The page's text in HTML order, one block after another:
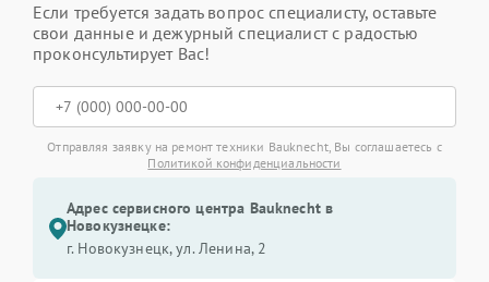
Если требуется задать вопрос специалисту, оставьте
свои данные и дежурный специалист с радостью
проконсультирует Вас!
Отправляя заявку на ремонт техники Bauknecht, Вы соглашаетесь с
Политикой конфиденциальности
Адрес сервисного центра Bauknecht в
Новокузнецке:
г. Новокузнецк, ул. Ленина, 2